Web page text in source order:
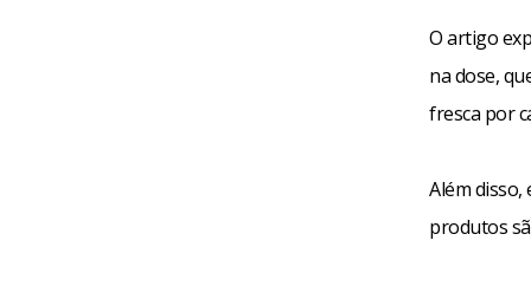
O artigo
na dose,
fresca por
Além disso,
produtos